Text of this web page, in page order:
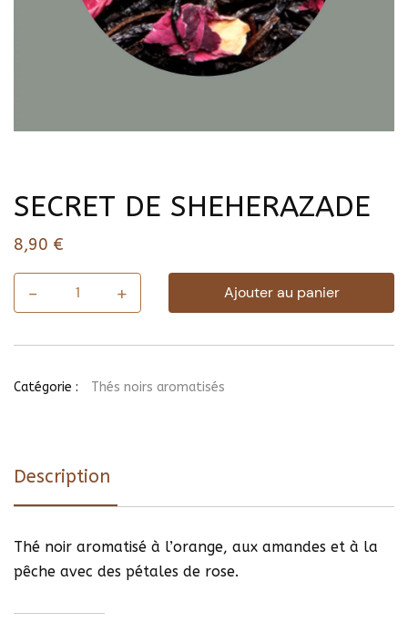
SECRET DE SHEHERAZADE
8,90 €
-
quantité
de
+ Ajouter au panier
Catégorie : Thés noirs aromatisés
Description
Thé noir aromatisé à l’orange, aux amandes et à la
pêche avec des pétales de rose.